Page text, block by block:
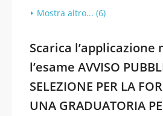
Mostra altro... (6)
Scarica l’applicazione
l’esame AVVISO
SELEZIONE PER LA
UNA GRADUATORIA